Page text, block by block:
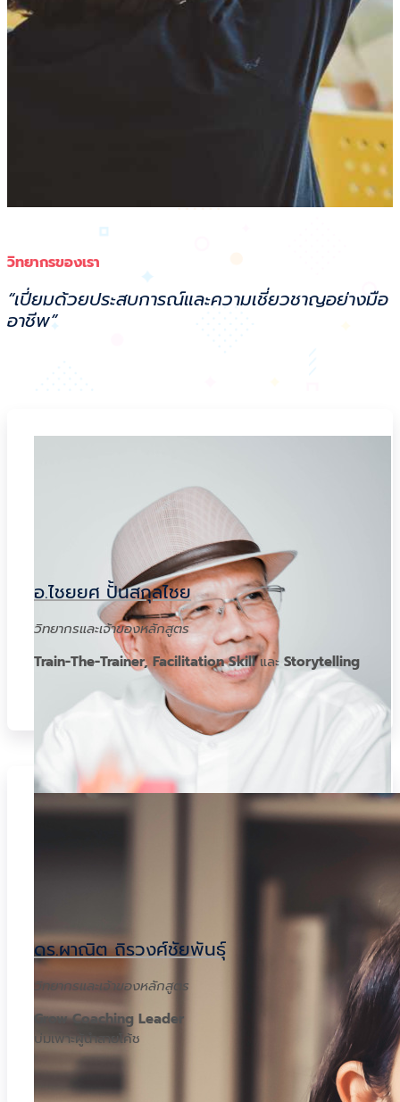
วิทยากรของเรา
“เปี่ยมด้วยประสบการณ์และความเชี่ยวชาญอย่างมือ
อาชีพ”
อ.ไชยยศ ปั้นสกุลไชย
วิทยากรและเจ้าของหลักสูตร
Train-The-Trainer, Facilitation Skillและ Storytelling
ดร.ผาณิต ถิรวงศ์ชัยพันธุ์
วิทยากรและเจ้าของหลักสูตร
Grow Coaching Leader
บ่มเพาะผู้นำสายโค้ช